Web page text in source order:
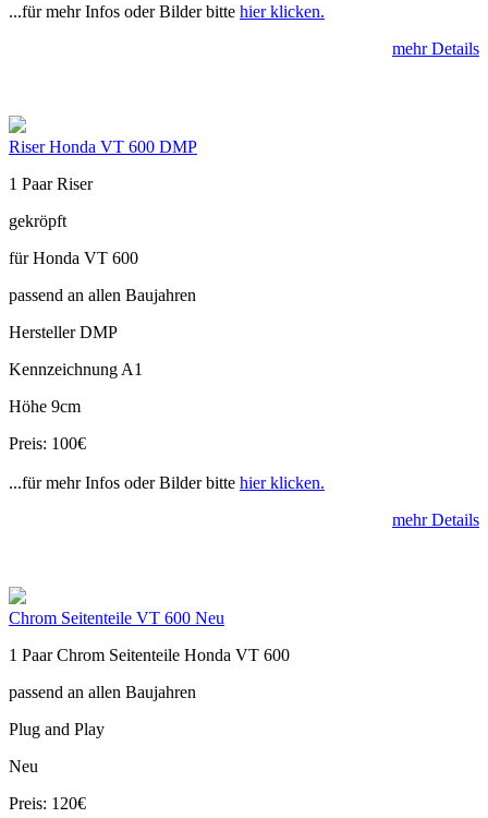
...für mehr Infos oder Bilder bitte hier klicken.
mehr Details
Riser Honda VT 600 DMP
1 Paar Riser
gekröpft
für Honda VT 600
passend an allen Baujahren
Hersteller DMP
Kennzeichnung A1
Höhe 9cm
Preis: 100€
...für mehr Infos oder Bilder bitte hier klicken.
mehr Details
Chrom Seitenteile VT 600 Neu
1 Paar Chrom Seitenteile Honda VT 600
passend an allen Baujahren
Plug and Play
Neu
Preis: 120€